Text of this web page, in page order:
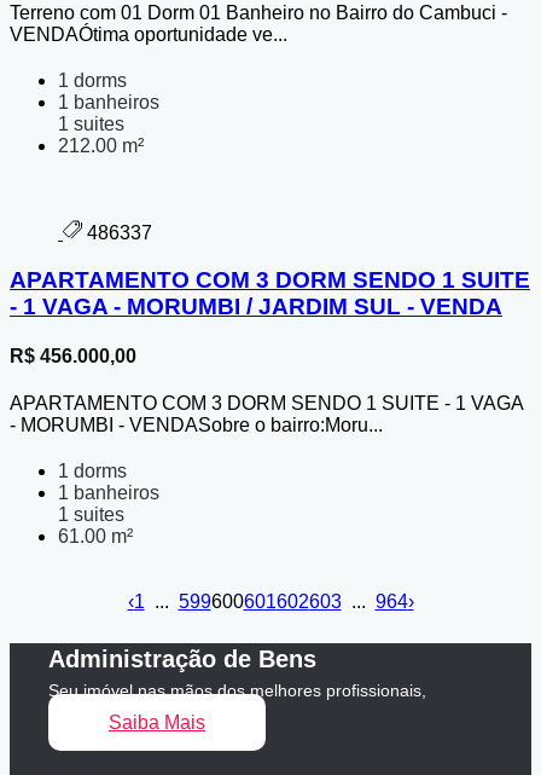
Terreno com 01 Dorm 01 Banheiro no Bairro do Cambuci -
VENDAÓtima oportunidade ve...
1 dorms
1 banheiros
1 suites
212.00 m²
486337
APARTAMENTO COM 3 DORM SENDO 1 SUITE
- 1 VAGA - MORUMBI / JARDIM SUL - VENDA
R$ 456.000,00
APARTAMENTO COM 3 DORM SENDO 1 SUITE - 1 VAGA
- MORUMBI - VENDASobre o bairro:Moru...
1 dorms
1 banheiros
1 suites
61.00 m²
‹1 ... 599600601602603... 964›
Administração de Bens
Seu imóvel nas mãos dos melhores profissionais,
fique tranquilo.
Saiba Mais